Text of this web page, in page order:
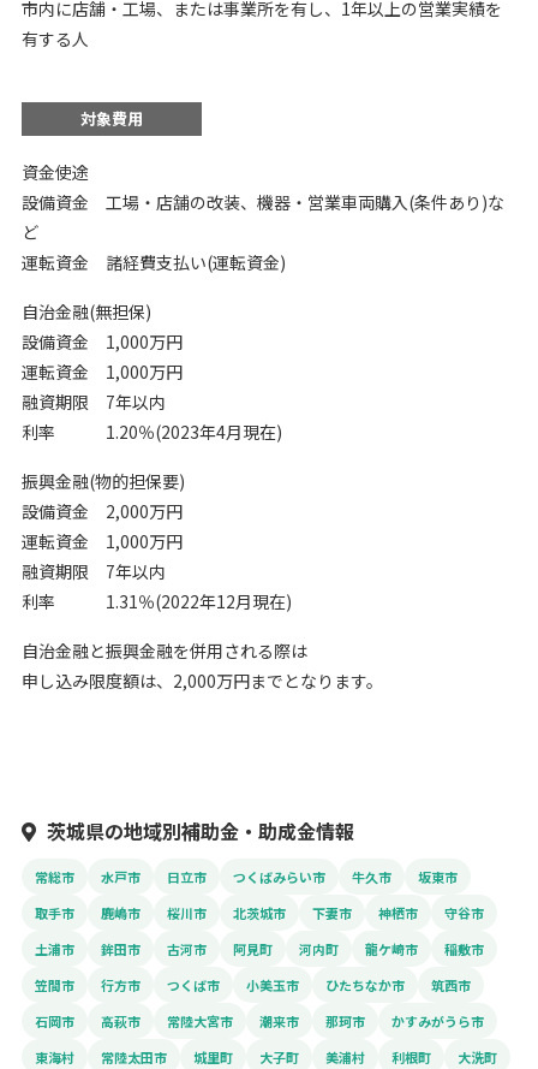
市内に店舗・工場、または事業所を有し、1年以上の営業実績を
有する人
対象費用
資金使途
設備資金 工場・店舗の改装、機器・営業車両購入(条件あり)な
ど
運転資金 諸経費支払い(運転資金)
自治金融(無担保)
設備資金 1,000万円
運転資金 1,000万円
融資期限 7年以内
利率 1.20％(2023年4月現在)
振興金融(物的担保要)
設備資金 2,000万円
運転資金 1,000万円
融資期限 7年以内
利率 1.31％(2022年12月現在)
自治金融と振興金融を併用される際は
申し込み限度額は、2,000万円までとなります。
茨城県の地域別補助金・助成金情報
常総市 水戸市 日立市 つくばみらい市 牛久市
坂東市
取手市
鹿嶋市 桜川市 北茨城市 下妻市 神栖市
守谷市
土浦市
鉾田市 古河市 阿見町 河内町 龍ケ崎市
稲敷市
笠間市
行方市 つくば市 小美玉市 ひたちなか市
筑西市
石岡市
高萩市 常陸大宮市 潮来市 那珂市
かすみがうら市
東海村
常陸太田市 城里町 大子町 美浦村 利根町 大洗町